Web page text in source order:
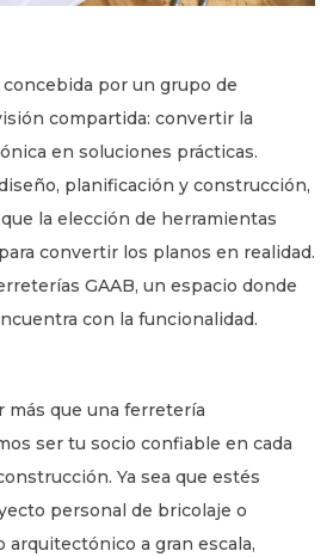
por un grupo de
compartida: convertir la
en soluciones prácticas.
planificación y construcción,
la elección de herramientas
convertir los planos en realidad.
GAAB, un espacio donde
con la funcionalidad.
más que una ferretería
ser tu socio confiable en cada
Ya sea que estés
personal de bricolaje o
arquitectónico a gran escala,